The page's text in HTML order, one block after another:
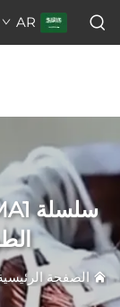
AR
الصفحة